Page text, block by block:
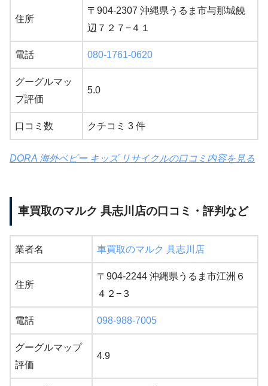
住所
〒904-2307 沖縄県うるま市与那城饒
辺７２７−４１
電話 080-1761-0620
グーグルマッ
プ評価
5.0
口コミ数 クチコミ 3 件
DORA 海外ベビー キッズ リサイクルの口コミ内容を見る
車買取のマルク 具志川店の口コミ・評判など
業者名 車買取のマルク 具志川店
住所
〒904-2244 沖縄県うるま市江洲６
４２−３
電話 098-988-7005
グーグルマップ
評価
4.9